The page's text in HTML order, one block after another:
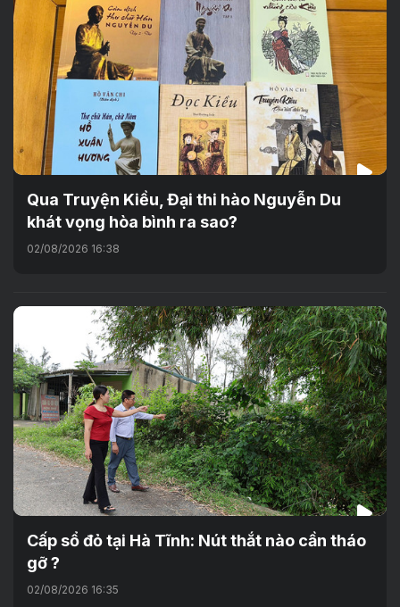
Qua Truyện Kiều, Đại thi hào Nguyễn Du
khát vọng hòa bình ra sao?
02/08/2026 16:38
Cấp sổ đỏ tại Hà Tĩnh: Nút thắt nào cần tháo
gỡ ?
02/08/2026 16:35